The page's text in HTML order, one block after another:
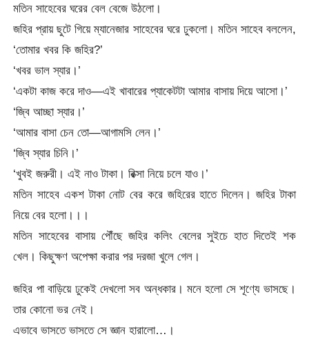
মতিন সাহেবের ঘরের বেল বেজে উঠলো।
জহির প্রায় ছুটে গিয়ে ম্যানেজার সাহেবের ঘরে ঢুকলো। মতিন সাহেব বললেন,
‘তোমার খবর কি জহির?’
‘খবর ভাল স্যার।’
‘একটা কাজ করে দাও—এই খাবারের প্যাকেটটা আমার বাসায় দিয়ে আসো।’
‘জ্বি আচ্ছা স্যার।’
‘আমার বাসা চেন তো—আগামসি লেন।’
‘জ্বি স্যার চিনি।’
‘খুবই জরুরী। এই নাও টাকা। রিক্সা নিয়ে চলে যাও।’
মতিন সাহেব একশ টাকা নোট বের করে জহিরের হাতে দিলেন। জহির টাকা
নিয়ে বের হলো।।।
মতিন সাহেবের বাসায় পৌঁছে জহির কলিং বেলের সুইচে হাত দিতেই শক
খেল। কিছুক্ষণ অপেক্ষা করার পর দরজা খুলে গেল।
জহির পা বাড়িয়ে ঢুকেই দেখলো সব অন্ধকার। মনে হলো সে শূণ্যে ভাসছে।
তার কোনো ভর নেই।
এভাবে ভাসতে ভাসতে সে জ্ঞান হারালো…।